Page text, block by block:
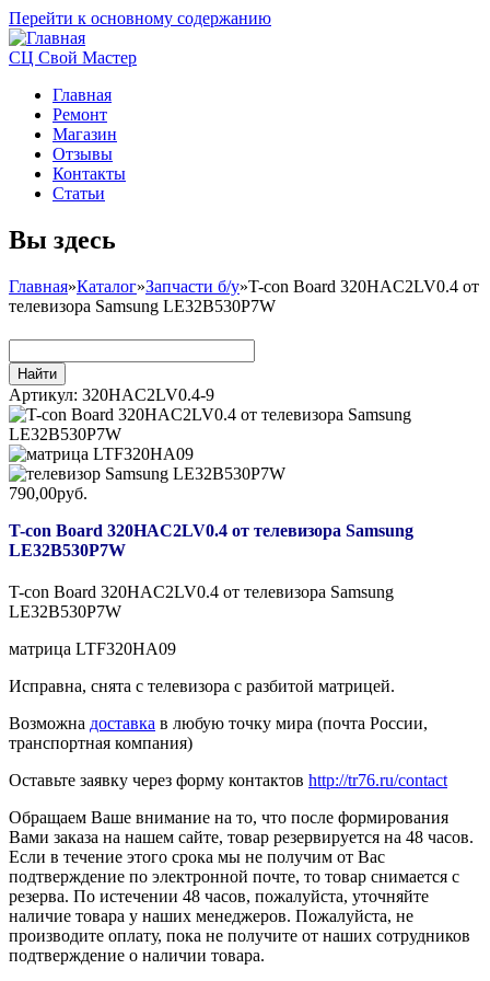
Перейти к основному содержанию
СЦ Свой Мастер
Главная
Ремонт
Магазин
Отзывы
Контакты
Статьи
Вы здесь
Главная»Каталог»Запчасти б/у»T-con Board 320HAC2LV0.4 от
телевизора Samsung LE32B530P7W
Артикул: 320HAC2LV0.4-9
790,00руб.
T-con Board 320HAC2LV0.4 от телевизора Samsung
LE32B530P7W
T-con Board 320HAC2LV0.4 от телевизора Samsung
LE32B530P7W
матрица LTF320HA09
Исправна, снята с телевизора с разбитой матрицей.
Возможна доставка в любую точку мира (почта России,
транспортная компания)
Оставьте заявку через форму контактов http://tr76.ru/contact
Обращаем Ваше внимание на то, что после формирования
Вами заказа на нашем сайте, товар резервируется на 48 часов.
Если в течение этого срока мы не получим от Вас
подтверждение по электронной почте, то товар снимается с
резерва. По истечении 48 часов, пожалуйста, уточняйте
наличие товара у наших менеджеров. Пожалуйста, не
производите оплату, пока не получите от наших сотрудников
подтверждение о наличии товара.